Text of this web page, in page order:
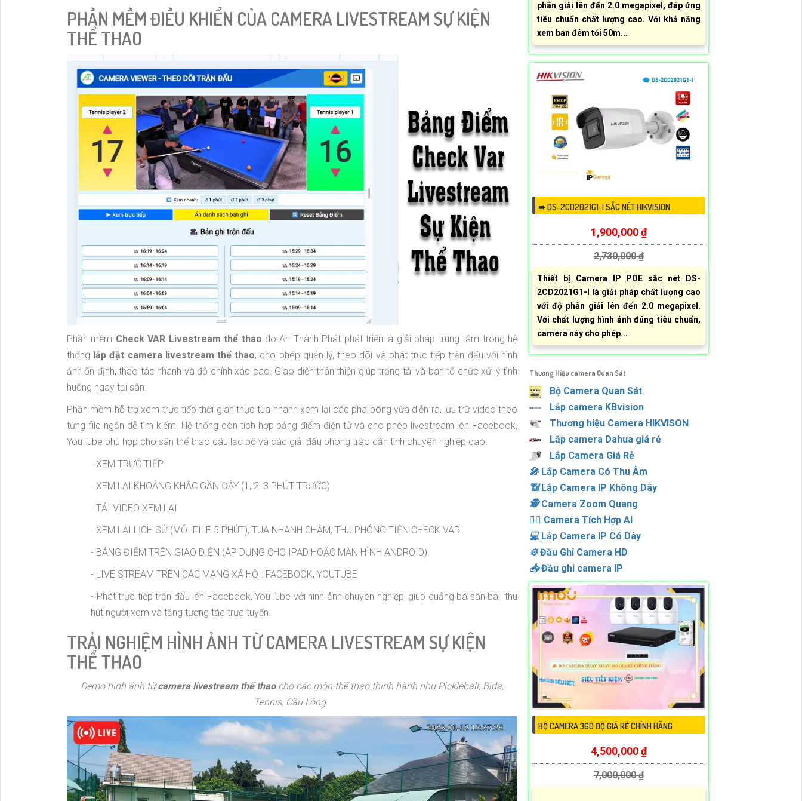
PHẦN MỀM ĐIỀU KHIỂN CỦA CAMERA LIVESTREAM SỰ KIỆN
THỂ THAO
Phần mềm Check VAR Livestream thể thao do An Thành Phát phát triển là giải pháp trung tâm trong hệ
thống lắp đặt camera livestream thể thao, cho phép quản lý, theo dõi và phát trực tiếp trận đấu với hình
ảnh ổn định, thao tác nhanh và độ chính xác cao. Giao diện thân thiện giúp trọng tài và ban tổ chức xử lý tình
huống ngay tại sân.
Phần mềm hỗ trợ xem trực tiếp thời gian thực tua nhanh xem lại các pha bóng vừa diễn ra, lưu trữ video theo
từng file ngắn dễ tìm kiếm. Hệ thống còn tích hợp bảng điểm điện tử và cho phép livestream lên Facebook,
YouTube phù hợp cho sân thể thao câu lạc bộ và các giải đấu phong trào cần tính chuyên nghiệp cao.
- XEM TRỰC TIẾP
- XEM LẠI KHOẢNG KHẮC GẦN ĐÂY (1, 2, 3 PHÚT TRƯỚC)
- TẢI VIDEO XEM LẠI
- XEM LẠI LỊCH SỬ (MỖI FILE 5 PHÚT), TUA NHANH CHẬM, THU PHÓNG TIỆN CHECK VAR
- BẢNG ĐIỂM TRÊN GIAO DIỆN (ÁP DỤNG CHO IPAD HOẶC MÀN HÌNH ANDROID)
- LIVE STREAM TRÊN CÁC MẠNG XÃ HỘI: FACEBOOK, YOUTUBE
- Phát trực tiếp trận đấu lên Facebook, YouTube với hình ảnh chuyên nghiệp, giúp quảng bá sân bãi, thu
hút người xem và tăng tương tác trực tuyến.
TRẢI NGHIỆM HÌNH ẢNH TỪ CAMERA LIVESTREAM SỰ KIỆN
THỂ THAO
Demo hình ảnh từcamera livestream thể thaocho các môn thể thao thịnh hành như Pickleball, Bida,
Tennis, Cầu Lông.
phân giải lên đến 2.0 megapixel, đáp ứng
tiêu chuẩn chất lượng cao. Với khả năng
xem ban đêm tới 50m...
➠ DS-2CD2021G1-I SẮC NÉT HIKVISION
1,900,000 ₫
2,730,000 ₫
Thiết bị Camera IP POE sắc nét DS-
2CD2021G1-I là giải pháp chất lượng cao
với độ phân giải lên đến 2.0 megapixel.
Với chất lượng hình ảnh đúng tiêu chuẩn,
camera này cho phép...
Thương Hiệu camera Quan Sát
Bộ Camera Quan Sát
Lắp camera KBvision
Thương hiệu Camera HIKVISON
Lắp camera Dahua giá rẻ
Lắp Camera Giá Rẻ
️🎤️ Lắp Camera Có Thu Âm
📶Lắp Camera IP Không Dây
🕵️Camera Zoom Quang
🧛‍♀️ Camera Tích Hợp AI
💻Lắp Camera IP Có Dây
⚙️Đầu Ghi Camera HD
📥Đầu ghi camera IP
BỘ CAMERA 360 ĐỘ GIÁ RẺ CHÍNH HÃNG
4,500,000 ₫
7,000,000 ₫